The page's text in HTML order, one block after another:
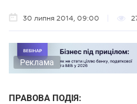
30 липня 2014, 09:00
Реклама
ПРАВОВА ПОДІЯ: